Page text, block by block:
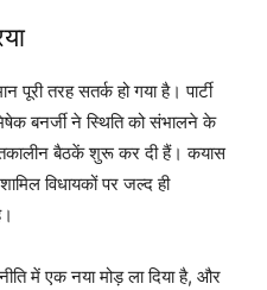
तरह सतर्क हो गया है। पार्टी
बनर्जी ने स्थिति को संभालने के
बैठकें शुरू कर दी हैं। कयास
विधायकों पर जल्द ही
में एक नया मोड़ ला दिया है, और